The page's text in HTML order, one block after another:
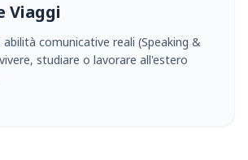
Viaggi
comunicative reali (Speaking &
studiare o lavorare all'estero